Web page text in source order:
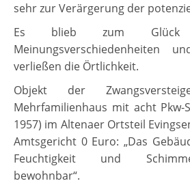
sehr zur Verärgerung der
Es blieb zum Glück
Meinungsverschiedenheiten
verließen die Örtlichkeit.
Objekt der
Mehrfamilienhaus mit acht Pkw-
1957) im Altenaer Ortsteil
Amtsgericht 0 Euro: „Das
Feuchtigkeit und
bewohnbar“.